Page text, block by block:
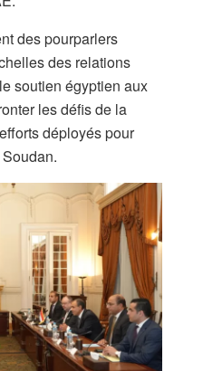
des pourparlers
des relations
soutien égyptien aux
les défis de la
déployés pour